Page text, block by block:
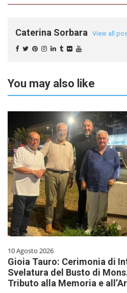
Caterina Sorbara View all
You may also like
10 Agosto 2026
Gioia Tauro: Cerimonia di
Svelatura del Busto di
Tributo alla Memoria e